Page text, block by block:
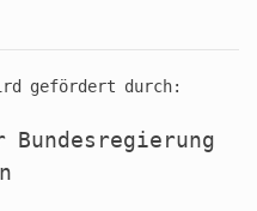
gefördert durch: